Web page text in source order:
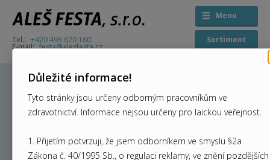
Osvětlení
Vyberte si prosím z níže dostupných kategorií.
+420 493 620 160
festa@alesfesta.cz
Sortiment
Menu
Důležité informace!
Tyto stránky jsou určeny odborným pracovníkům ve
zdravotnictví. Informace nejsou určeny pro laickou veřejnost.
1. Přijetím potvrzuji, že jsem odborníkem ve smyslu §2a
Zákona č. 40/1995 Sb., o regulaci reklamy, ve znění pozdějších